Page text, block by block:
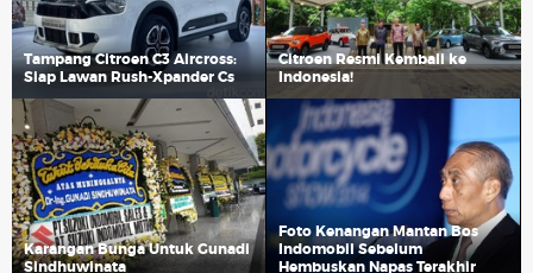
Tampang Citroen C3 Aircross:
Siap Lawan Rush-Xpander Cs
Citroen Resmi Kembali ke
Indonesia!
Karangan Bunga Untuk Gunadi
Sindhuwinata
Foto Kenangan Mantan Bos
Indomobil Sebelum
Hembuskan Napas Terakhir